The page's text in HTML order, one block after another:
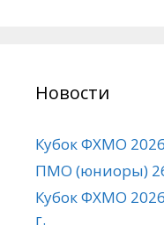
Новости
Кубок ФХМО
ПМО (юниоры)
Кубок ФХМО
г.